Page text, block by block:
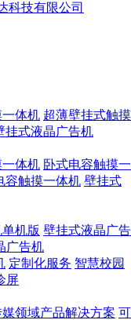
体机 超薄壁挂式触摸
挂式液晶广告机
体机 卧式电容触摸一
容触摸一体机 壁挂式
机版 壁挂式液晶广告
广告机
定制化服务 智慧校园
屏
领域产品解决方案 可